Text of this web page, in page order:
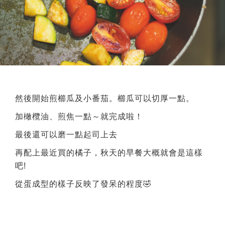
然後開始煎櫛瓜及小番茄。櫛瓜可以切厚一點。
加橄欖油、煎焦一點～就完成啦！
最後還可以磨一點起司上去
再配上最近買的橘子，秋天的早餐大概就會是這樣
吧!
從蛋成型的樣子反映了發呆的程度🤣